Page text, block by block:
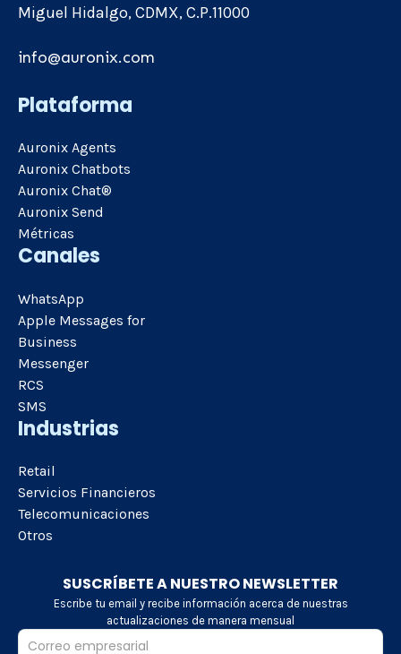
Miguel Hidalgo, CDMX, C.P.11000
info@auronix.com
Plataforma
Auronix Agents
Auronix Chatbots
Auronix Chat®
Auronix Send
Métricas
Canales
WhatsApp
Apple Messages for
Business
Messenger
RCS
SMS
Industrias
Retail
Servicios Financieros
Telecomunicaciones
Otros
SUSCRÍBETE A NUESTRO NEWSLETTER
Escribe tu email y recibe información acerca de nuestras
actualizaciones de manera mensual